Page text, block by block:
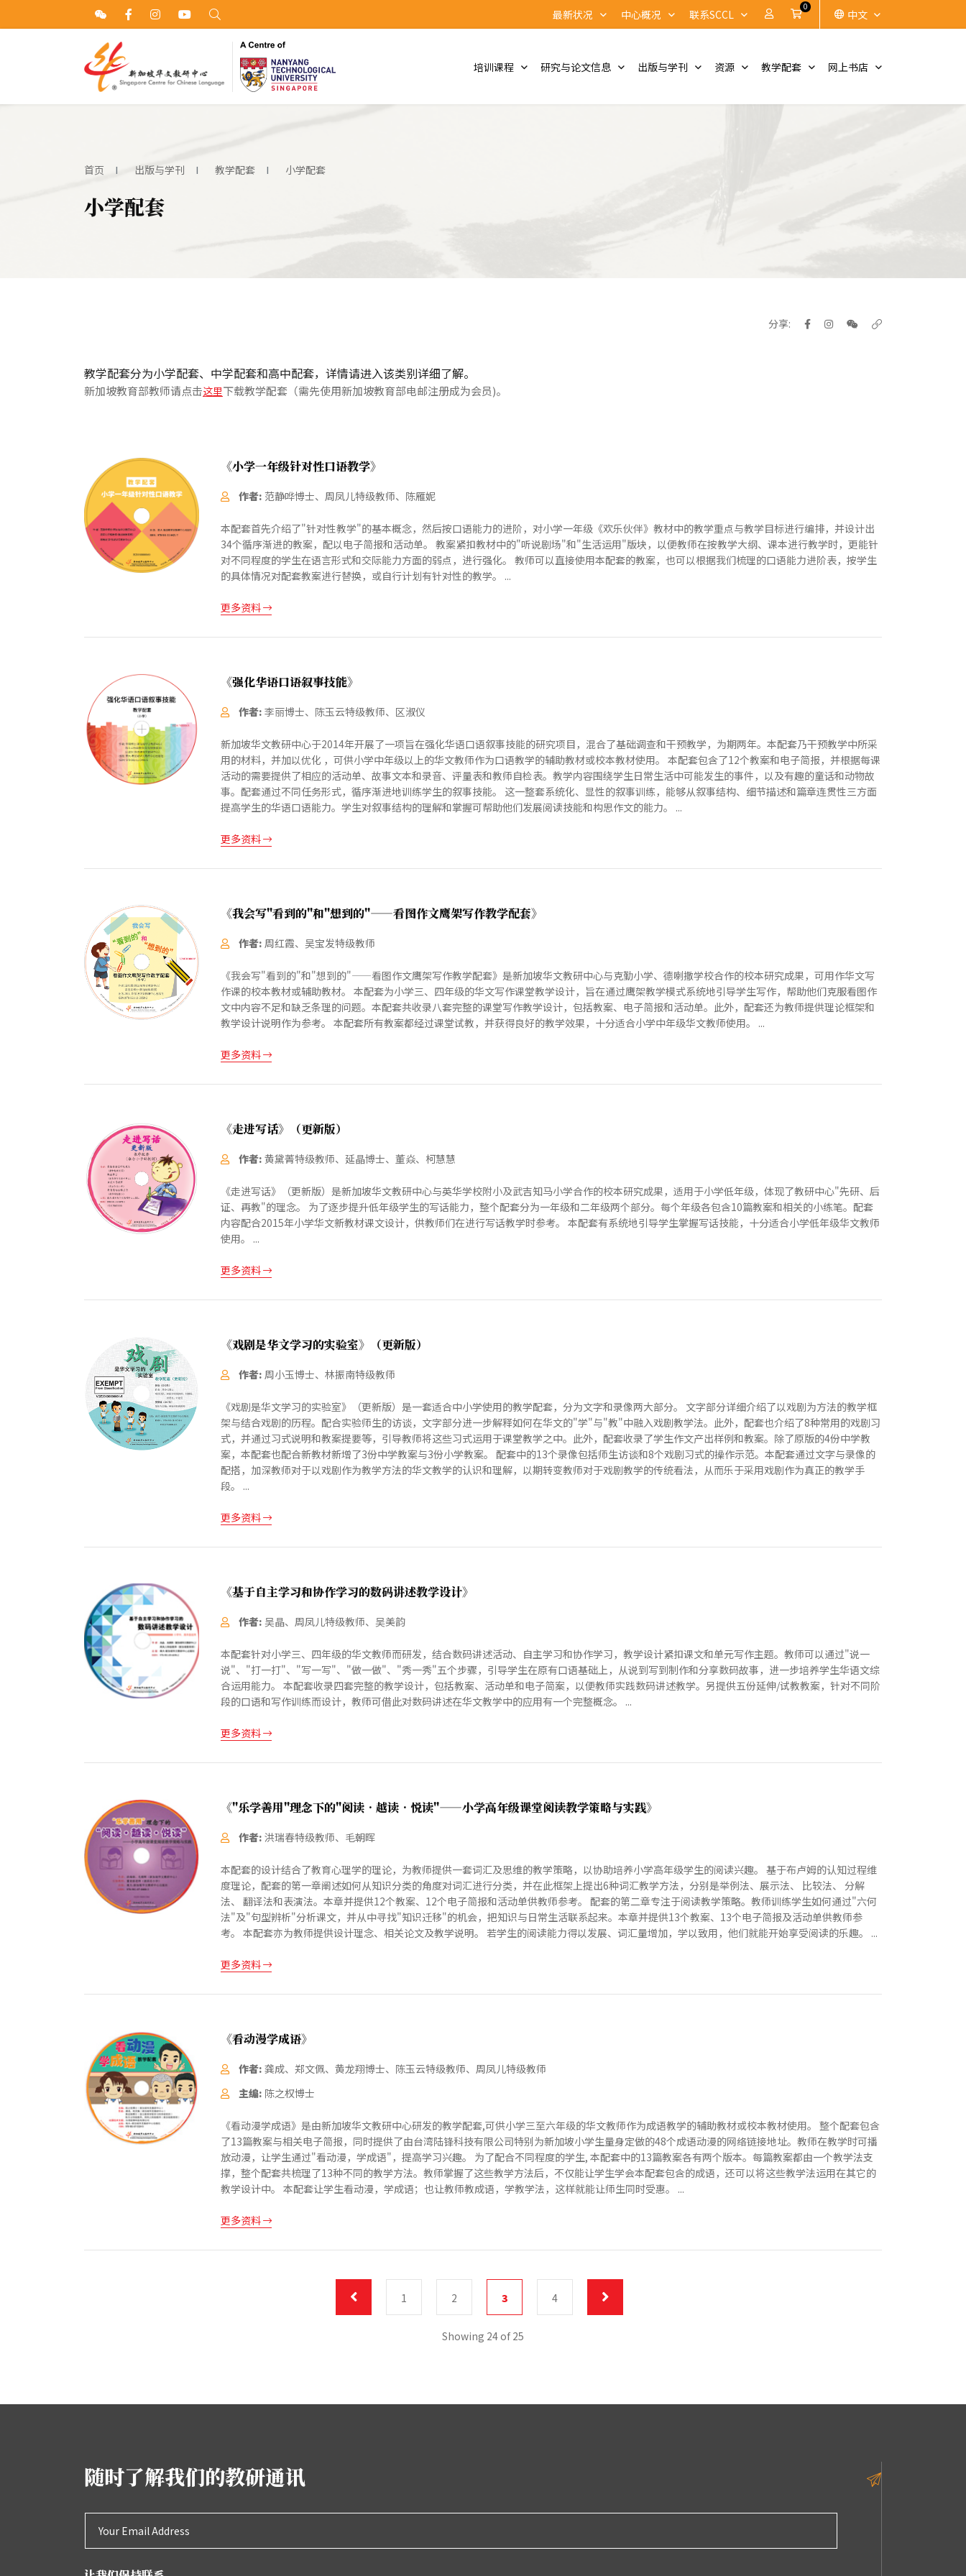
最新状况 中心概况 联系SCCL 账户 Cart
0
中文
培训课程 研究与论文信息 出版与学刊 资源 教学配套 网上书店
首页 出版与学刊 教学配套 小学配套
小学配套
分享:
教学配套分为小学配套、中学配套和高中配套，详情请进入该类别详细了解。
新加坡教育部教师请点击 下载教学配套（需先使用新加坡教育部电邮注册成为会员)。
《小学一年级针对性口语教学》
作者: 范静哗博士、周凤儿特级教师、陈雁妮
本配套首先介绍了"针对性教学"的基本概念，然后按口语能力的进阶，对小学一年级《欢乐伙伴》教材中的教学重点与教学目标进行编排，并设计出
34个循序渐进的教案，配以电子简报和活动单。 教案紧扣教材中的"听说剧场"和"生活运用"版块，以便教师在按教学大纲、课本进行教学时，更能针
对不同程度的学生在语言形式和交际能力方面的弱点，进行强化。 教师可以直接使用本配套的教案，也可以根据我们梳理的口语能力进阶表，按学生
的具体情况对配套教案进行替换，或自行计划有针对性的教学。 ...
更多资料
《强化华语口语叙事技能》
作者: 李丽博士、陈玉云特级教师、区淑仪
新加坡华文教研中心于2014年开展了一项旨在强化华语口语叙事技能的研究项目，混合了基础调查和干预教学，为期两年。本配套乃干预教学中所采
用的材料，并加以优化 ，可供小学中年级以上的华文教师作为口语教学的辅助教材或校本教材使用。 本配套包含了12个教案和电子简报，并根据每课
活动的需要提供了相应的活动单、故事文本和录音、评量表和教师自检表。教学内容围绕学生日常生活中可能发生的事件，以及有趣的童话和动物故
事。配套通过不同任务形式，循序渐进地训练学生的叙事技能。 这一整套系统化、显性的叙事训练，能够从叙事结构、细节描述和篇章连贯性三方面
提高学生的华语口语能力。学生对叙事结构的理解和掌握可帮助他们发展阅读技能和构思作文的能力。 ...
更多资料
《我会写"看到的"和"想到的"——看图作文鹰架写作教学配套》
作者: 周红霞、吴宝发特级教师
《我会写"看到的"和"想到的"——看图作文鹰架写作教学配套》是新加坡华文教研中心与克勤小学、德喇撒学校合作的校本研究成果，可用作华文写
作课的校本教材或辅助教材。 本配套为小学三、四年级的华文写作课堂教学设计，旨在通过鹰架教学模式系统地引导学生写作，帮助他们克服看图作
文中内容不足和缺乏条理的问题。本配套共收录八套完整的课堂写作教学设计，包括教案、电子简报和活动单。此外，配套还为教师提供理论框架和
教学设计说明作为参考。 本配套所有教案都经过课堂试教，并获得良好的教学效果，十分适合小学中年级华文教师使用。 ...
更多资料
《走进写话》（更新版）
作者: 黄黛菁特级教师、延晶博士、董焱、柯慧慧
《走进写话》（更新版）是新加坡华文教研中心与英华学校附小及武吉知马小学合作的校本研究成果，适用于小学低年级，体现了教研中心"先研、后
证、再教"的理念。 为了逐步提升低年级学生的写话能力，整个配套分为一年级和二年级两个部分。每个年级各包含10篇教案和相关的小练笔。配套
内容配合2015年小学华文新教材课文设计，供教师们在进行写话教学时参考。 本配套有系统地引导学生掌握写话技能，十分适合小学低年级华文教师
使用。 ...
更多资料
《戏剧是华文学习的实验室》（更新版）
作者: 周小玉博士、林振南特级教师
《戏剧是华文学习的实验室》（更新版）是一套适合中小学使用的教学配套，分为文字和录像两大部分。 文字部分详细介绍了以戏剧为方法的教学框
架与结合戏剧的历程。配合实验师生的访谈，文字部分进一步解释如何在华文的"学"与"教"中融入戏剧教学法。此外，配套也介绍了8种常用的戏剧习
式，并通过习式说明和教案提要等，引导教师将这些习式运用于课堂教学之中。此外，配套收录了学生作文产出样例和教案。除了原版的4份中学教
案，本配套也配合新教材新增了3份中学教案与3份小学教案。 配套中的13个录像包括师生访谈和8个戏剧习式的操作示范。本配套通过文字与录像的
配搭，加深教师对于以戏剧作为教学方法的华文教学的认识和理解，以期转变教师对于戏剧教学的传统看法，从而乐于采用戏剧作为真正的教学手
段。 ...
更多资料
《基于自主学习和协作学习的数码讲述教学设计》
作者: 吴晶、周凤儿特级教师、吴美韵
本配套针对小学三、四年级的华文教师而研发，结合数码讲述活动、自主学习和协作学习，教学设计紧扣课文和单元写作主题。教师可以通过"说一
说"、"打一打"、"写一写"、"做一做"、"秀一秀"五个步骤，引导学生在原有口语基础上，从说到写到制作和分享数码故事，进一步培养学生华语文综
合运用能力。 本配套收录四套完整的教学设计，包括教案、活动单和电子简案，以便教师实践数码讲述教学。另提供五份延伸/试教教案，针对不同阶
段的口语和写作训练而设计，教师可借此对数码讲述在华文教学中的应用有一个完整概念。 ...
更多资料
《"乐学善用"理念下的"阅读•越读•悦读"——小学高年级课堂阅读教学策略与实践》
作者: 洪瑞春特级教师、毛朝晖
本配套的设计结合了教育心理学的理论，为教师提供一套词汇及思维的教学策略，以协助培养小学高年级学生的阅读兴趣。 基于布卢姆的认知过程维
度理论，配套的第一章阐述如何从知识分类的角度对词汇进行分类，并在此框架上提出6种词汇教学方法，分别是举例法、展示法、 比较法、 分解
法、 翻译法和表演法。本章并提供12个教案、12个电子简报和活动单供教师参考。 配套的第二章专注于阅读教学策略。教师训练学生如何通过"六何
法"及"句型辨析"分析课文，并从中寻找"知识迁移"的机会，把知识与日常生活联系起来。本章并提供13个教案、13个电子简报及活动单供教师参
考。 本配套亦为教师提供设计理念、相关论文及教学说明。 若学生的阅读能力得以发展、词汇量增加，学以致用，他们就能开始享受阅读的乐趣。 ...
更多资料
《看动漫学成语》
作者: 龚成、郑文佩、黄龙翔博士、陈玉云特级教师、周凤儿特级教师
主编: 陈之权博士
《看动漫学成语》是由新加坡华文教研中心研发的教学配套,可供小学三至六年级的华文教师作为成语教学的辅助教材或校本教材使用。 整个配套包含
了13篇教案与相关电子简报，同时提供了由台湾陆锋科技有限公司特别为新加坡小学生量身定做的48个成语动漫的网络链接地址。教师在教学时可播
放动漫，让学生通过"看动漫，学成语"，提高学习兴趣。 为了配合不同程度的学生, 本配套中的13篇教案各有两个版本。每篇教案都由一个教学法支
撑，整个配套共梳理了13种不同的教学方法。教师掌握了这些教学方法后，不仅能让学生学会本配套包含的成语，还可以将这些教学法运用在其它的
教学设计中。 本配套让学生看动漫，学成语；也让教师教成语，学教学法，这样就能让师生同时受惠。 ...
更多资料
1 2 3 4
Showing 24 of 25
随时了解我们的教研通讯